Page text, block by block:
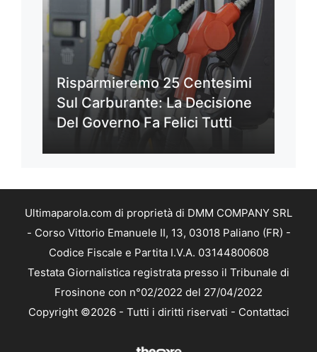
Risparmieremo 25 Centesimi
Sul Carburante: La Decisione
Del Governo Fa Felici Tutti
Ultimaparola.com di proprietà di DMM COMPANY SRL
- Corso Vittorio Emanuele II, 13, 03018 Paliano (FR) -
Codice Fiscale e Partita I.V.A. 03144800608
Testata Giornalistica registrata presso il Tribunale di
Frosinone con n°02/2022 del 27/04/2022
Copyright ©2026 - Tutti i diritti riservati - Contattaci